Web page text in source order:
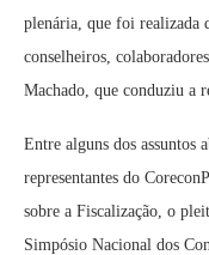
plenária, que foi realizada
conselheiros,
Machado, que conduziu a
Entre alguns dos assuntos
representantes do
sobre a Fiscalização, o
Simpósio Nacional dos